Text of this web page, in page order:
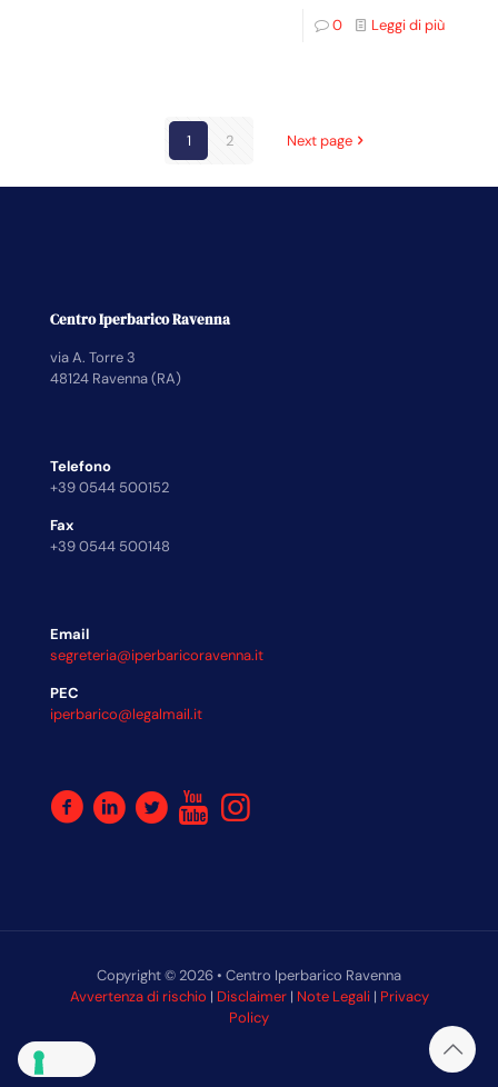
0 Leggi di più
1 2 Next page
Centro Iperbarico Ravenna
via A. Torre 3
48124 Ravenna (RA)
Telefono
+39 0544 500152
Fax
+39 0544 500148
Email
segreteria@iperbaricoravenna.it
PEC
iperbarico@legalmail.it
Copyright © 2026 • Centro Iperbarico Ravenna
Avvertenza di rischio | Disclaimer| Note Legali| Privacy
Policy